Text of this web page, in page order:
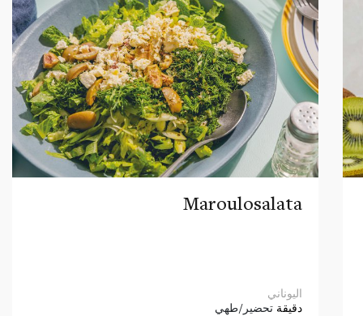
Maroulosalata
اليوناني
دقيقة تحضير/طهي